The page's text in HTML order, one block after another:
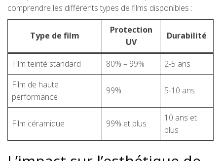
comprendre les différents types de films disponibles :
Type de film
Protection
UV
Durabilité
Film teinté standard 80% – 99%
2-5 ans
Film de haute
performance
99% 5-10 ans
Film céramique 99% et plus
10 ans et
plus